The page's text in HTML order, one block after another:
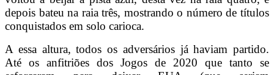
depois bateu na raia três, mostrando o número de títulos
conquistados em solo carioca.
A essa altura, todos os adversários já haviam partido.
Até os anfitriões dos Jogos de 2020 que tanto se